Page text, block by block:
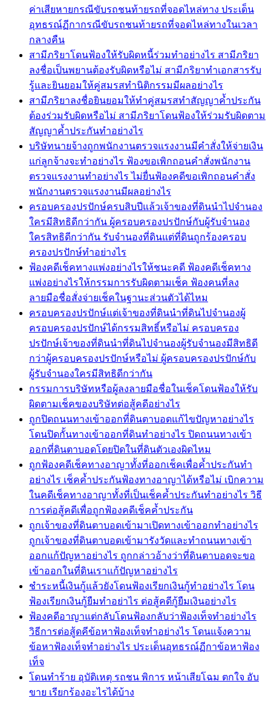
ค่าเสียหายกรณีขับรถชนท้ายรถที่จอดไหล่ทาง ประเด็น
อุทธรณ์ฏีกากรณีขับรถชนท้ายรถที่จอดไหล่ทางในเวลา
กลางคืน
สามีภริยาโดนฟ้องให้รับผิดหนี้ร่วมทำอย่างไร สามีภริยา
ลงชื่อเป็นพยานต้องรับผิดหรือไม่ สามีภริยาทำเอกสารรับ
รู้และยินยอมให้คู่สมรสทำนิติกรรมมีผลอย่างไร
สามีภริยาลงชื่อยินยอมให้ทำคู่สมรสทำสัญญาค้ำประกัน
ต้องร่วมรับผิดหรือไม่ สามีภริยาโดนฟ้องให้ร่วมรับผิดตาม
สัญญาค้ำประกันทำอย่างไร
บริษัทนายจ้างถูกพนักงานตรวจแรงงานมีคำสั่งให้จ่ายเงิน
แก่ลูกจ้างจะทำอย่างไร ฟ้องขอเพิกถอนคำสั่งพนักงาน
ตรวจแรงงานทำอย่างไร ไม่ยื่นฟ้องคดีขอเพิกถอนคำสั่ง
พนักงานตรวจแรงงานมีผลอย่างไร
ครอบครองปรปักษ์ครบสิบปีแล้วเจ้าของที่ดินนำไปจำนอง
ใครมีสิทธิดีกว่ากัน ผู้ครอบครองปรปักษ์กับผู้รับจำนอง
ใครสิทธิดีกว่ากัน รับจำนองที่ดินแต่ที่ดินถูกร้องครอบ
ครองปรปักษ์ทำอย่างไร
ฟ้องคดีเช็คทางแพ่งอย่างไรให้ชนะคดี ฟ้องคดีเช็คทาง
แพ่งอย่างไรให้กรรมการรับผิดตามเช็ค ฟ้องคนที่ลง
ลายมือชื่อสั่งจ่ายเช็คในฐานะส่วนตัวได้ไหม
ครอบครองปรปักษ์แต่เจ้าของที่ดินนำที่ดินไปจำนองผู้
ครอบครองปรปักษ์ได้กรรมสิทธิ์หรือไม่ ครอบครอง
ปรปักษ์เจ้าของที่ดินนำที่ดินไปจำนองผู้รับจำนองมีสิทธิดี
กว่าผู้ครอบครองปรปักษ์หรือไม่ ผู้ครอบครองปรปักษ์กับ
ผู้รับจำนองใครมีสิทธิดีกว่ากัน
กรรมการบริษัทหรือผู้ลงลายมือชื่อในเช็คโดนฟ้องให้รับ
ผิดตามเช็คของบริษัทต่อสู้คดีอย่างไร
ถูกปิดถนนทางเข้าออกที่ดินตาบอดแก้ไขปัญหาอย่างไร
โดนปิดกั้นทางเข้าออกที่ดินทำอย่างไร ปิดถนนทางเข้า
ออกที่ดินตาบอดโดยปิดในที่ดินตัวเองผิดไหม
ถูกฟ้องคดีเช็คทางอาญาทั้งที่ออกเช็คเพื่อค้ำประกันทำ
อย่างไร เช็คค้ำประกันฟ้องทางอาญาได้หรือไม่ เบิกความ
ในคดีเช็คทางอาญาทั้งที่เป็นเช็คค้ำประกันทำอย่างไร วิธี
การต่อสู้คดีเพื่อถูกฟ้องคดีเช็คค้ำประกัน
ถูกเจ้าของที่ดินตาบอดเข้ามาเปิดทางเข้าออกทำอย่างไร
ถูกเจ้าของที่ดินตาบอดเข้ามารังวัดและทำถนนทางเข้า
ออกแก้ปัญหาอย่างไร ถูกกล่าวอ้างว่าที่ดินตาบอดจะขอ
เข้าออกในที่ดินเราแก้ปัญหาอย่างไร
ชำระหนี้เงินกู้แล้วยังโดนฟ้องเรียกเงินกู้ทำอย่างไร โดน
ฟ้องเรียกเงินกู้ยืมทำอย่าไร ต่อสู้คดีกู้ยืมเงินอย่างไร
ฟ้องคดีอาญาแต่กลับโดนฟ้องกลับว่าฟ้องเท็จทำอย่างไร
วิธีการต่อสู้ดคีข้อหาฟ้องเท็จทำอย่างไร โดนแจ้งความ
ข้อหาฟ้องเท็จทำอย่างไร ประเด็นอุทธรณ์ฏีกาข้อหาฟ้อง
เท็จ
โดนทำร้าย อุบัติเหตุ รถชน พิการ หน้าเสียโฉม ตกใจ อับ
ขาย เรียกร้องอะไรได้บ้าง